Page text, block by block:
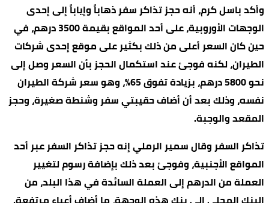
وأكد باسل كرم، أنه حجز تذاكر سفر ذهاباً وإياباً إلى إحدى
الوجهات الأوروبية، على أحد المواقع بقيمة 3500 درهم، في
حين كان السعر أعلى من ذلك بكثير على موقع إحدى شركات
الطيران، لكنه فوجئ عند استكمال الحجز بأن السعر وصل إلى
نحو 5800 درهم، بزيادة تفوق 65%، وهو سعر شركة الطيران
نفسه، وذلك بعد أن أضاف حقيبتي سفر وشنطة صغيرة، وحجز
المقعد والوجبة.
تذاكر السفر وقال سمير الرملي إنه حجز تذاكر السفر عبر أحد
المواقع الأجنبية، وفوجئ بعد ذلك بإضافة رسوم لتغيير
العملة من الدرهم إلى العملة السائدة في هذا البلد، من